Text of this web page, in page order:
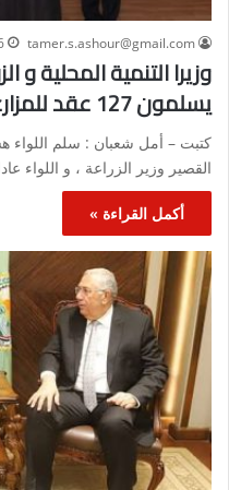
tamer.s.ashour@gmail.com
26
وزيرا التنمية المحلية
يسلمون 127 عقد للمزارعين بالمحافظة
كتبت – أمل شعبان : سلم اللواء
القصير وزير الزراعة ، و اللواء
أكمل القراءة »